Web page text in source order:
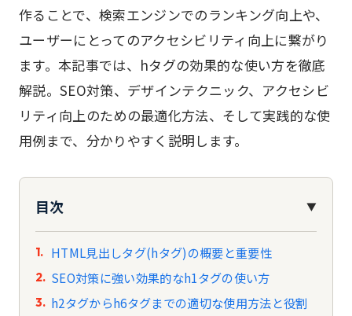
作ることで、検索エンジンでのランキング向上や、
ユーザーにとってのアクセシビリティ向上に繋がり
ます。本記事では、hタグの効果的な使い方を徹底
解説。SEO対策、デザインテクニック、アクセシビ
リティ向上のための最適化方法、そして実践的な使
用例まで、分かりやすく説明します。
目次 ▼
HTML見出しタグ(hタグ)の概要と重要性
SEO対策に強い効果的なh1タグの使い方
h2タグからh6タグまでの適切な使用方法と役割